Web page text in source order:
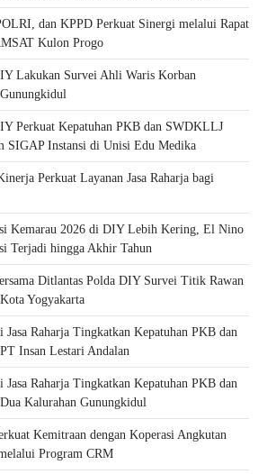
dan KPPD Perkuat Sinergi melalui Rapat
Kulon Progo
Lakukan Survei Ahli Waris Korban
Perkuat Kepatuhan PKB dan SWDKLLJ
SIGAP Instansi di Unisi Edu Medika
Perkuat Layanan Jasa Raharja bagi
Kemarau 2026 di DIY Lebih Kering, El Nino
Terjadi hingga Akhir Tahun
Ditlantas Polda DIY Survei Titik Rawan
Yogyakarta
Jasa Raharja Tingkatkan Kepatuhan PKB dan
Insan Lestari Andalan
Jasa Raharja Tingkatkan Kepatuhan PKB dan
Kalurahan Gunungkidul
Kemitraan dengan Koperasi Angkutan
Program CRM